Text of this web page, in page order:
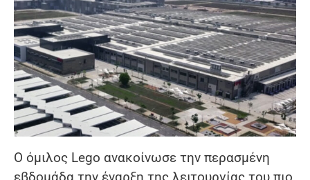
Ο όμιλος Lego ανακοίνωσε την περασμένη
εβδομάδα την έναρξη της λειτουργίας του πιο